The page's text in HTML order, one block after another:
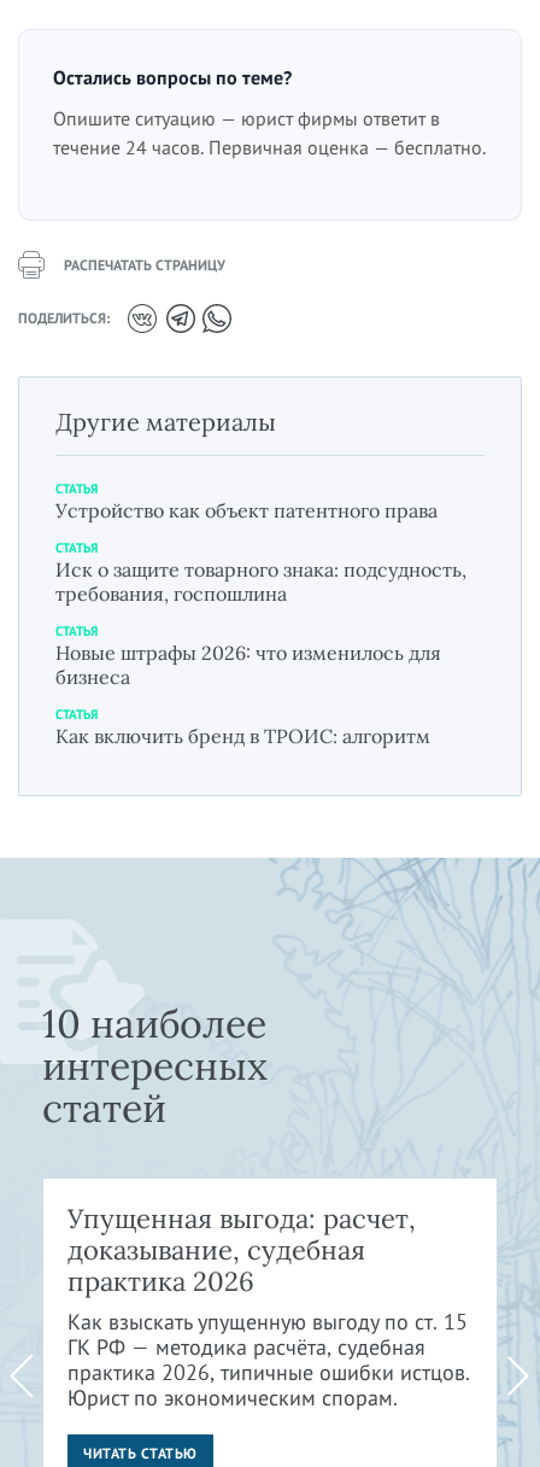
Остались вопросы по теме?
Опишите ситуацию — юрист фирмы ответит в
течение 24 часов. Первичная оценка — бесплатно.
РАСПЕЧАТАТЬ СТРАНИЦУ
ПОДЕЛИТЬСЯ:
Другие материалы
СТАТЬЯ
Устройство как объект патентного права
СТАТЬЯ
Иск о защите товарного знака: подсудность,
требования, госпошлина
СТАТЬЯ
Новые штрафы 2026: что изменилось для
бизнеса
СТАТЬЯ
Как включить бренд в ТРОИС: алгоритм
10 наиболее
интересных
статей
Упущенная выгода: расчет,
доказывание, судебная
практика 2026
Как взыскать упущенную выгоду по ст. 15
ГК РФ — методика расчёта, судебная
практика 2026, типичные ошибки истцов.
Юрист по экономическим спорам.
ЧИТАТЬ СТАТЬЮ